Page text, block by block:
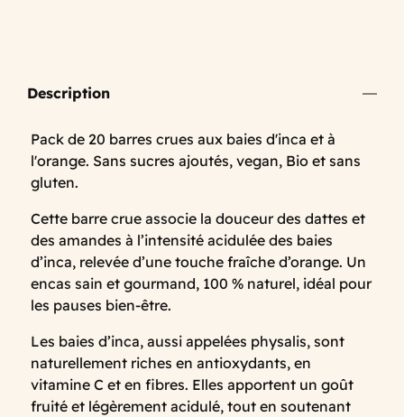
Description
Pack de 20 barres crues aux baies d'inca et à
l'orange. Sans sucres ajoutés, vegan, Bio et sans
gluten.
Cette barre crue associe la douceur des dattes et
des amandes à l’intensité acidulée des baies
d’inca, relevée d’une touche fraîche d’orange. Un
encas sain et gourmand, 100 % naturel, idéal pour
les pauses bien-être.
Les baies d’inca, aussi appelées physalis, sont
naturellement riches en antioxydants, en
vitamine C et en fibres. Elles apportent un goût
fruité et légèrement acidulé, tout en soutenant